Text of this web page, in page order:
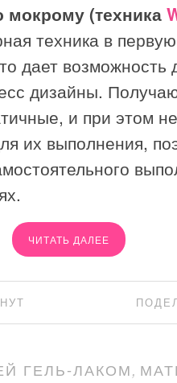
мокрому (техника
техника в
дает возможность
дизайны.
и при этом
их выполнения,
ЧИТАТЬ ДАЛЕЕ
ГЕЛЬ-ЛАКОМ,